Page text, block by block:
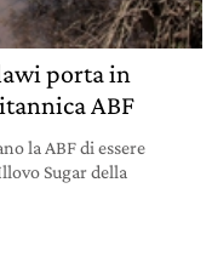
porta in
ABF
la ABF di essere
Sugar della